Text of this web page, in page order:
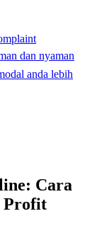
dan nyaman
anda lebih
Cara
Profit